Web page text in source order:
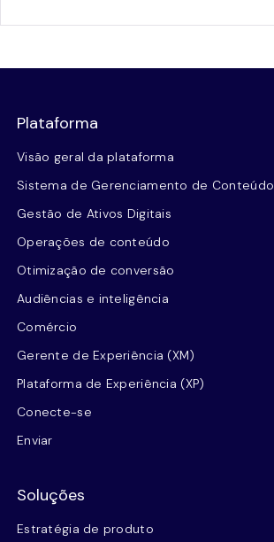
Plataforma
Visão geral da plataforma
Sistema de Gerenciamento de Conteúdo
Gestão de Ativos Digitais
Operações de conteúdo
Otimização de conversão
Audiências e inteligência
Comércio
Gerente de Experiência (XM)
Plataforma de Experiência (XP)
Conecte-se
Enviar
Soluções
Estratégia de produto